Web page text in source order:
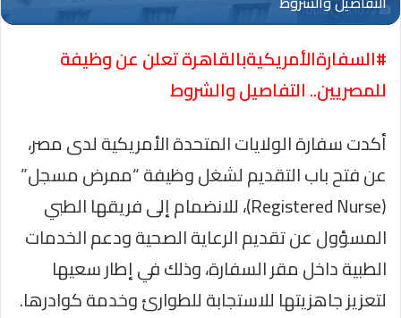
Oplus_131072
#السفارةالأمريكيةبالقاهرة تعلن عن وظيفة
للمصريين.. التفاصيل والشروط
أكدت سفارة الولايات المتحدة الأمريكية لدى مصر،
عن فتح باب التقديم لشغل وظيفة “ممرض مسجل”
(Registered Nurse)، للانضمام إلى فريقها الطبي
المسؤول عن تقديم الرعاية الصحية ودعم الخدمات
الطبية داخل مقر السفارة، وذلك في إطار سعيها
لتعزيز جاهزيتها للاستجابة للطوارئ وخدمة كوادرها.